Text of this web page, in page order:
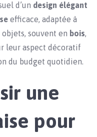
d’un design élégant
efficace, adaptée à
souvent en bois,
leur aspect décoratif
du budget quotidien.
une
pour